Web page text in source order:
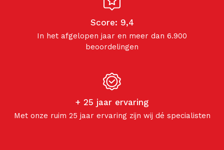
Score: 9,4
In het afgelopen jaar en meer dan 6.900
beoordelingen
+ 25 jaar ervaring
Met onze ruim 25 jaar ervaring zijn wij dé specialisten